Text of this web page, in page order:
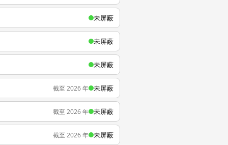
未屏蔽
未屏蔽
未屏蔽
截至 2026 年 未屏蔽
截至 2026 年 未屏蔽
截至 2026 年 未屏蔽